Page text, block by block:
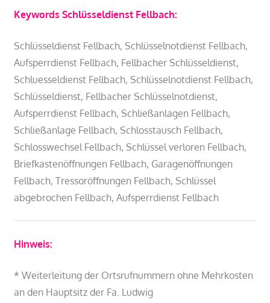
Keywords Schlüsseldienst Fellbach:
Schlüsseldienst Fellbach, Schlüsselnotdienst Fellbach,
Aufsperrdienst Fellbach, Fellbacher Schlüsseldienst,
Schluesseldienst Fellbach, Schlüsselnotdienst Fellbach,
Schlüsseldienst, Fellbacher Schlüsselnotdienst,
Aufsperrdienst Fellbach, Schließanlagen Fellbach,
Schließanlage Fellbach, Schlosstausch Fellbach,
Schlosswechsel Fellbach, Schlüssel verloren Fellbach,
Briefkastenöffnungen Fellbach, Garagenöffnungen
Fellbach, Tressoröffnungen Fellbach, Schlüssel
abgebrochen Fellbach, Aufsperrdienst Fellbach
Hinweis:
* Weiterleitung der Ortsrufnummern ohne Mehrkosten
an den Hauptsitz der Fa. Ludwig